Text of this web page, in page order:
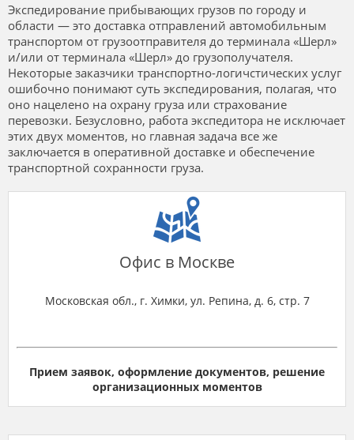
Экспедирование прибывающих грузов по городу и
области — это доставка отправлений автомобильным
транспортом от грузоотправителя до терминала «Шерл»
и/или от терминала «Шерл» до грузополучателя.
Некоторые заказчики транспортно-логичстических услуг
ошибочно понимают суть экспедирования, полагая, что
оно нацелено на охрану груза или страхование
перевозки. Безусловно, работа экспедитора не исключает
этих двух моментов, но главная задача все же
заключается в оперативной доставке и обеспечение
транспортной сохранности груза.
Офис в Москве
Московская обл., г. Химки, ул. Репина, д. 6, стр. 7
Прием заявок, оформление документов, решение
организационных моментов